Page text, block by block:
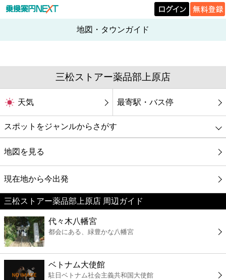
地図・タウンガイド
三松ストアー薬品部上原店
天気 最寄駅・バス停
スポットをジャンルからさがす
グルメ
映画
美容
コンビニ
薬局
地図を見る
現在地から今出発
三松ストアー薬品部上原店 周辺ガイド
代々木八幡宮
都会にある、緑豊かな八幡宮
ベトナム大使館
駐日ベトナム社会主義共和国大使館